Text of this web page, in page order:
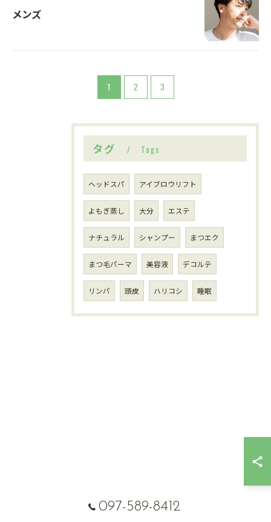
メンズ
1 2 3
タグ Tags
ヘッドスパ アイブロウリフト
よもぎ蒸し 大分 エステ
ナチュラル シャンプー まつエク
まつ毛パーマ 美容液 デコルテ
リンパ 頭皮 ハリコシ 睡眠
097-589-8412